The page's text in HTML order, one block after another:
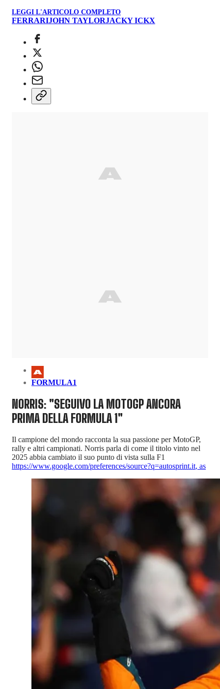
LEGGI L'ARTICOLO COMPLETO
FERRARIJOHN TAYLORJACKY ICKX
FORMULA1
NORRIS: "SEGUIVO LA MOTOGP ANCORA
PRIMA DELLA FORMULA 1"
Il campione del mondo racconta la sua passione per MotoGP,
rally e altri campionati. Norris parla di come il titolo vinto nel
2025 abbia cambiato il suo punto di vista sulla F1
https://www.google.com/preferences/source?q=autosprint.it, as